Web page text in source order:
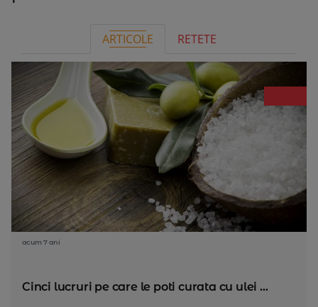
ARTICOLE RETETE
acum 7 ani
Cinci lucruri pe care le poti curata cu ulei ...